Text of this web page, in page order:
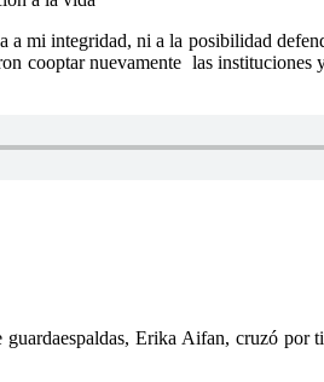
mi integridad, ni a la posibilidad
cooptar nuevamente las
Erika Aifan, cruzó por